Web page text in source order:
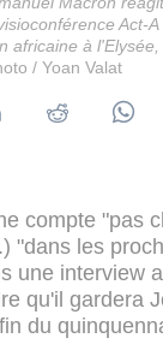
Act-
africaine à
/ Yoan Valat
compte "pas
"dans les
une interview
qu'il gardera
du